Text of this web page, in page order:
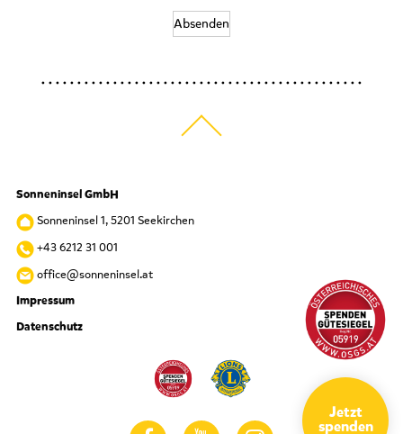
Absenden
Jetzt
spenden
Sonneninsel GmbH
Sonneninsel 1, 5201 Seekirchen
+43 6212 31 001
office@sonneninsel.at
Impressum
Datenschutz